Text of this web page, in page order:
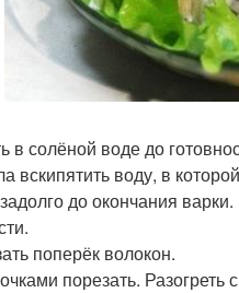
в солёной воде до
вскипятить воду, в
до окончания
поперёк волокон.
порезать.